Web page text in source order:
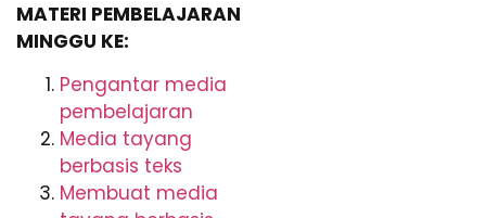
MATERI PEMBELAJARAN
MINGGU KE:
Pengantar media
pembelajaran
Media tayang
berbasis teks
Membuat media